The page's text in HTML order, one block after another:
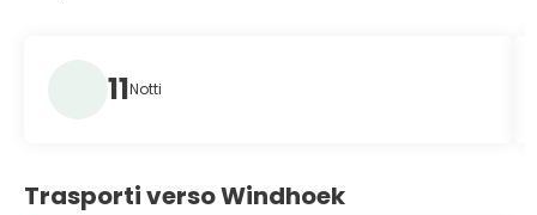
11Notti
Trasporti verso Windhoek